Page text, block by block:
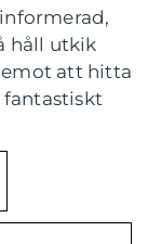
håll utkik
emot att hitta